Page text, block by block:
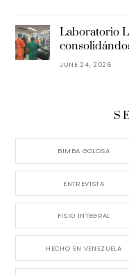
Laboratorio
JUNE 24, 2026
BIMBA GOLOSA
ENTREVISTA
FISIO INTEGRAL
HECHO EN VENEZUELA